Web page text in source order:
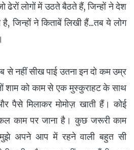
लोगों में उठते बैठते हैं, जिन्हों ने देश
है, जिन्हों ने किताबें लिखी हैं...तब ये लोग
से नहीं सीख पाई उतना इन दो कम उम्र
शाम को काम से एक मुस्कुराहट के साथ
पैसे मिलाकर मोमोज़ खाती हैं। कोई
काम पर जाना है। कुछ जरूरी काम
अपने आप में रहने वाली बहुत सी